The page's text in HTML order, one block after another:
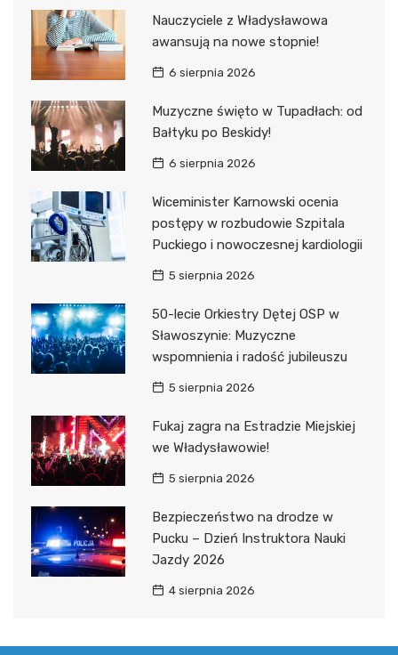
Nauczyciele z Władysławowa
awansują na nowe stopnie!
6 sierpnia 2026
Muzyczne święto w Tupadłach: od
Bałtyku po Beskidy!
6 sierpnia 2026
Wiceminister Karnowski ocenia
postępy w rozbudowie Szpitala
Puckiego i nowoczesnej kardiologii
5 sierpnia 2026
50-lecie Orkiestry Dętej OSP w
Sławoszynie: Muzyczne
wspomnienia i radość jubileuszu
5 sierpnia 2026
Fukaj zagra na Estradzie Miejskiej
we Władysławowie!
5 sierpnia 2026
Bezpieczeństwo na drodze w
Pucku – Dzień Instruktora Nauki
Jazdy 2026
4 sierpnia 2026